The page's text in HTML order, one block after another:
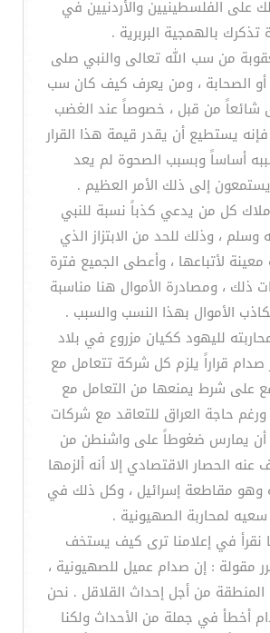
على الفلسطينيين والأردنيين في
تذكرك بالهمجية البربرية .
من سب الله تعالى والنبي صلى
أو الصحابة ، ومن يعرف كيف كان سب
شائعاً من قبل ، خصوصاً عند الغضب
فإنه يستطيع أن يقدر قيمة هذا القرار
أساساً وبسبب الصحوة لم يعد
يستمعون إلى ذلك الأمر العظيم .
كل من يدعي كذباً نسبة للنبي
وسلم ، وذلك للحد من الابتزاز الذي
لأتباعها ، وأعطى الجميع فترة
ذلك ، ومصادرة الأموال هنا مناسبة
الأموال بهذا النسب والسبب .
لليهود ككيان مزروع في بلاد
قراراً يلزم كل شركة تتعامل مع
على شرط يمنعها من التعامل مع
ورغم حاجة العراق للتعاقد مع شركات
أن يمارس ضغوطاً على واشنطن من
الحصار الاقتصادي إلا أنه ألزمها
وهو مقاطعة إسرائيل ، وكل ذلك في
سعيه لمحاربة الصهيونية .
نقرأ في إعلامنا ترى كيف يستخف
مقولة : إن صدام عميل للصهيونية ،
المنطقة من أجل إحداث القلاقل . نحن
أخطأ في جملة من الأحداث ولكنا